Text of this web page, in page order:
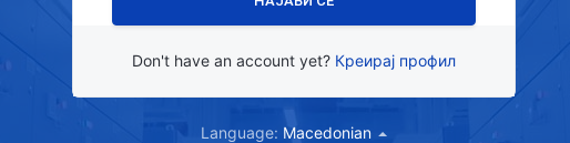
Don't have an account yet? Креирај профил
Language: Macedonian